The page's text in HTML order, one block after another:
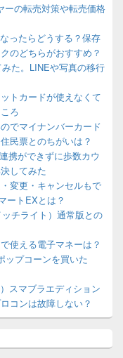
ーの転売対策や転売価格
ったらどうする？保存
のどちらがおすすめ？
た。LINEや写真の移行
トカードが使えなくて
ろ
でマイナンバーカード
民票とのちがいは？
携ができずに歩数カウ
してみた
変更・キャンセルもで
ートEXとは？
チライト）通常版との
使える電子マネーは？
ップコーンを買いた
スマブラエディション
コンは故障しない？